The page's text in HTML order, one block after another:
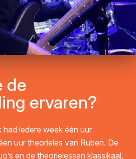
de
ervaren?
had iedere week één uur
uur theorieles van Ruben. De
en de theorielessen klassikaal.